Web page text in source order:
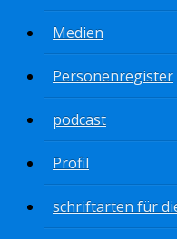
Medien
Personenregister
podcast
Profil
schriftarten für